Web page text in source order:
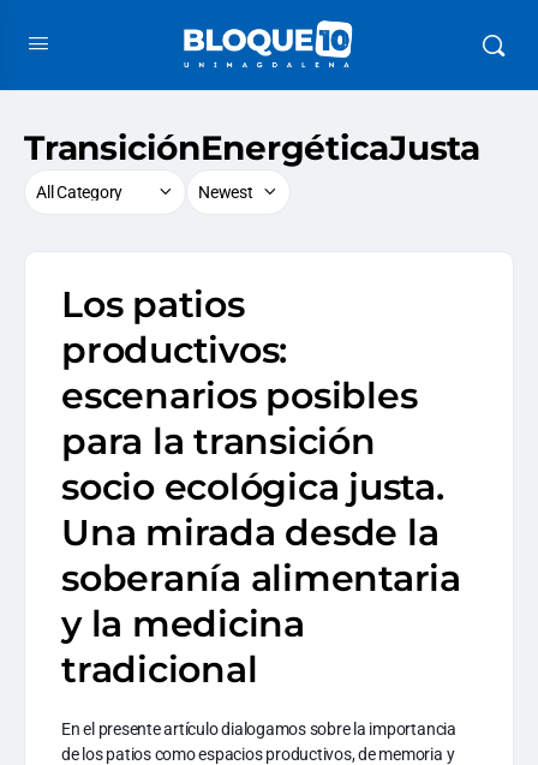
TransiciónEnergéticaJusta
Los patios
productivos:
escenarios posibles
para la transición
socio ecológica justa.
Una mirada desde la
soberanía alimentaria
y la medicina
tradicional
En el presente artículo dialogamos sobre la importancia
de los patios como espacios productivos, de memoria y